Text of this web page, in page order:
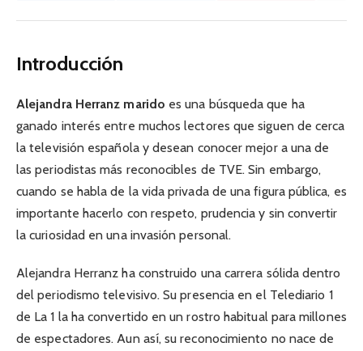
Introducción
Alejandra Herranz marido es una búsqueda que ha
ganado interés entre muchos lectores que siguen de cerca
la televisión española y desean conocer mejor a una de
las periodistas más reconocibles de TVE. Sin embargo,
cuando se habla de la vida privada de una figura pública, es
importante hacerlo con respeto, prudencia y sin convertir
la curiosidad en una invasión personal.
Alejandra Herranz ha construido una carrera sólida dentro
del periodismo televisivo. Su presencia en el Telediario 1
de La 1 la ha convertido en un rostro habitual para millones
de espectadores. Aun así, su reconocimiento no nace de